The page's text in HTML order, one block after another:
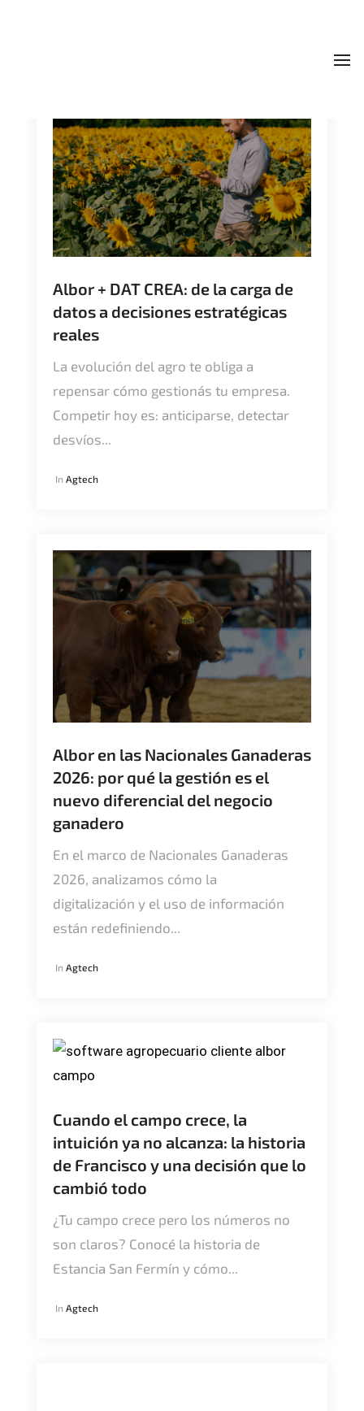
Albor + DAT CREA: de la carga de
datos a decisiones estratégicas
reales
La evolución del agro te obliga a
repensar cómo gestionás tu empresa.
Competir hoy es: anticiparse, detectar
desvíos...
In Agtech
Albor en las Nacionales Ganaderas
2026: por qué la gestión es el
nuevo diferencial del negocio
ganadero
En el marco de Nacionales Ganaderas
2026, analizamos cómo la
digitalización y el uso de información
están redefiniendo...
In Agtech
Cuando el campo crece, la
intuición ya no alcanza: la historia
de Francisco y una decisión que lo
cambió todo
¿Tu campo crece pero los números no
son claros? Conocé la historia de
Estancia San Fermín y cómo...
In Agtech